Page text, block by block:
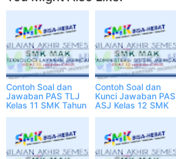
Contoh Soal dan
Jawaban PAS TLJ
Kelas 11 SMK Tahun
Contoh Soal dan
Kunci Jawaban PAS
ASJ Kelas 12 SMK